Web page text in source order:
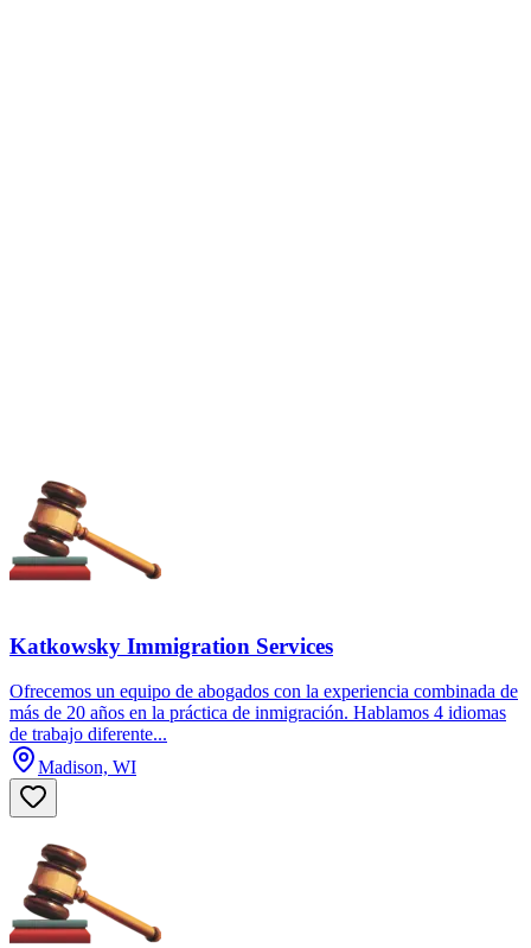
Katkowsky Immigration Services
Ofrecemos un equipo de abogados con la experiencia combinada de
más de 20 años en la práctica de inmigración. Hablamos 4 idiomas
de trabajo diferente...
Madison, WI